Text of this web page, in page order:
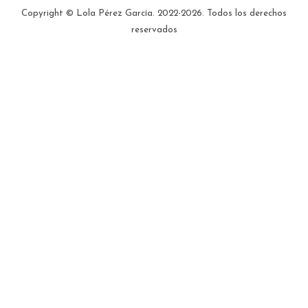
menos lo salvan. Que las secuelas de la enfermedad (dolores de
Copyright © Lola Pérez García. 2022-2026. Todos los derechos
reservados